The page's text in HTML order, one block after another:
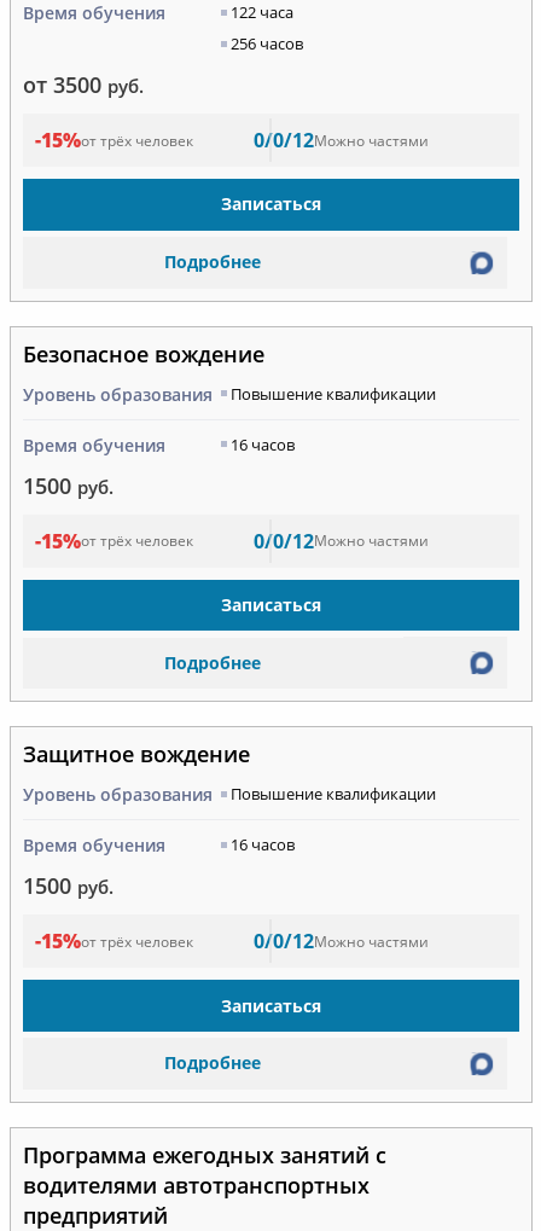
Время обучения
122 часа
256 часов
от 3500 руб.
-15%от трёх человек 0/0/12Можно частями
Записаться
Подробнее
Безопасное вождение
Уровень образования Повышение квалификации
Время обучения 16 часов
1500 руб.
-15%от трёх человек 0/0/12Можно частями
Записаться
Подробнее
Защитное вождение
Уровень образования Повышение квалификации
Время обучения 16 часов
1500 руб.
-15%от трёх человек 0/0/12Можно частями
Записаться
Подробнее
Программа ежегодных занятий с
водителями автотранспортных
предприятий